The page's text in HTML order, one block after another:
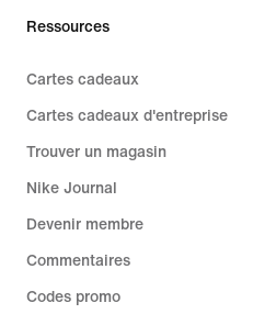
Ressources
Cartes cadeaux
Cartes cadeaux d'entreprise
Trouver un magasin
Nike Journal
Devenir membre
Commentaires
Codes promo